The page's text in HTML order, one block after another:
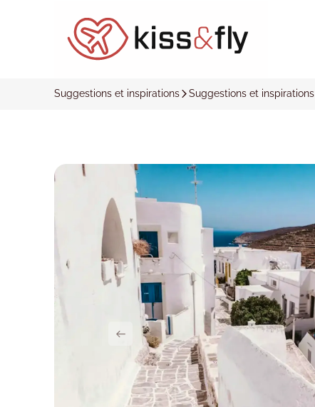
Suggestions et inspirations Suggestions et inspirations